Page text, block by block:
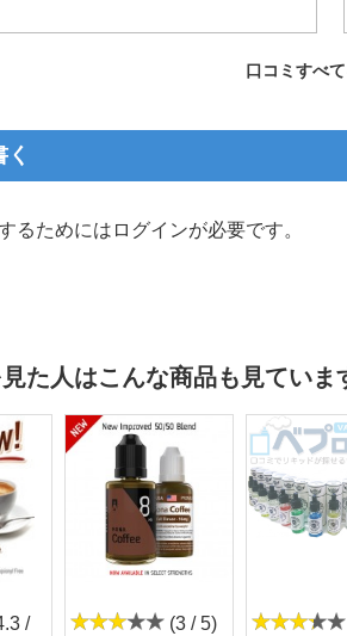
口コミすべ
るためにはログインが必要です。
た人はこんな商品も見ていま
/
(3 / 5)